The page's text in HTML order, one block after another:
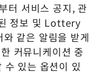
터 서비스 공지, 관
정보 및 Lottery
같은 알림을 받게
커뮤니케이션 중
수 있는 옵션이 있